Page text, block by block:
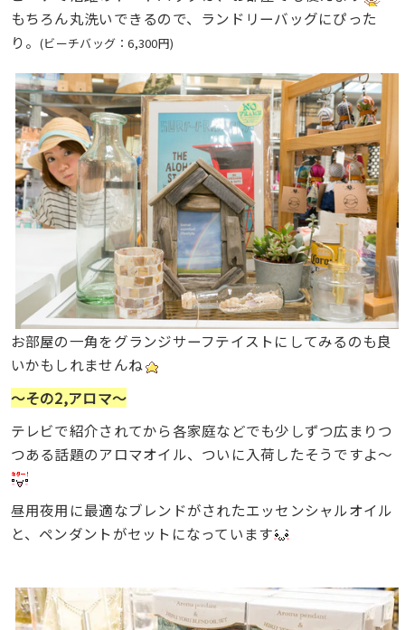
もちろん丸洗いできるので、ランドリーバッグにぴった
り。(ビーチバッグ：6,300円)
お部屋の一角をグランジサーフテイストにしてみるのも良
いかもしれませんね
〜その2,アロマ〜
テレビで紹介されてから各家庭などでも少しずつ広まりつ
つある話題のアロマオイル、ついに入荷したそうですよ〜
昼用夜用に最適なブレンドがされたエッセンシャルオイル
と、ペンダントがセットになっています